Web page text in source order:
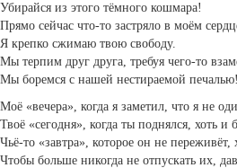
Убирайся из этого тёмного кошмара!
Прямо сейчас что-то застряло в моём
Я крепко сжимаю твою свободу.
Мы терпим друг друга, требуя чего-то
Мы боремся с нашей нестираемой печалью!
Моё «вечера», когда я заметил, что я не
Твоё «сегодня», когда ты поднялся, хоть
Чьё-то «завтра», которое он не
Чтобы больше никогда не отпускать их,